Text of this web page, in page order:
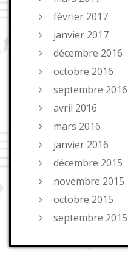
février 2017
janvier 2017
décembre 2016
octobre 2016
septembre 2016
avril 2016
mars 2016
janvier 2016
décembre 2015
novembre 2015
octobre 2015
septembre 2015